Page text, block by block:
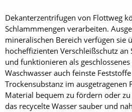
Dekanterzentrifugen von Flottweg
Schlammmengen verarbeiten.
mineralischen Bereich verfügen sie
hocheffizienten Verschleißschutz an
und funktionieren als
Waschwasser auch feinste
Trockensubstanz im ausgetragenen
Material bequem zu fördern oder
das recycelte Wasser sauber und